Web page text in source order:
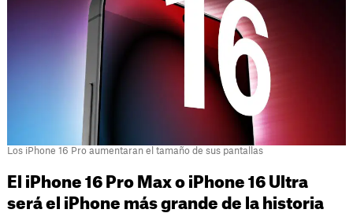
Los iPhone 16 Pro aumentaran el tamaño de sus pantallas
El iPhone 16 Pro Max o iPhone 16 Ultra
será el iPhone más grande de la historia